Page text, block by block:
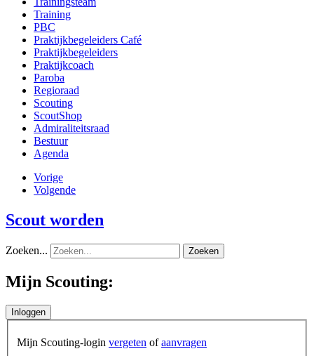
Training
PBC
Praktijkbegeleiders Café
Praktijkbegeleiders
Praktijkcoach
Paroba
Regioraad
Scouting
ScoutShop
Admiraliteitsraad
Bestuur
Agenda
Vorige
Volgende
Scout worden
Zoeken... Zoeken
Mijn Scouting:
Mijn Scouting-login vergeten ofaanvragen